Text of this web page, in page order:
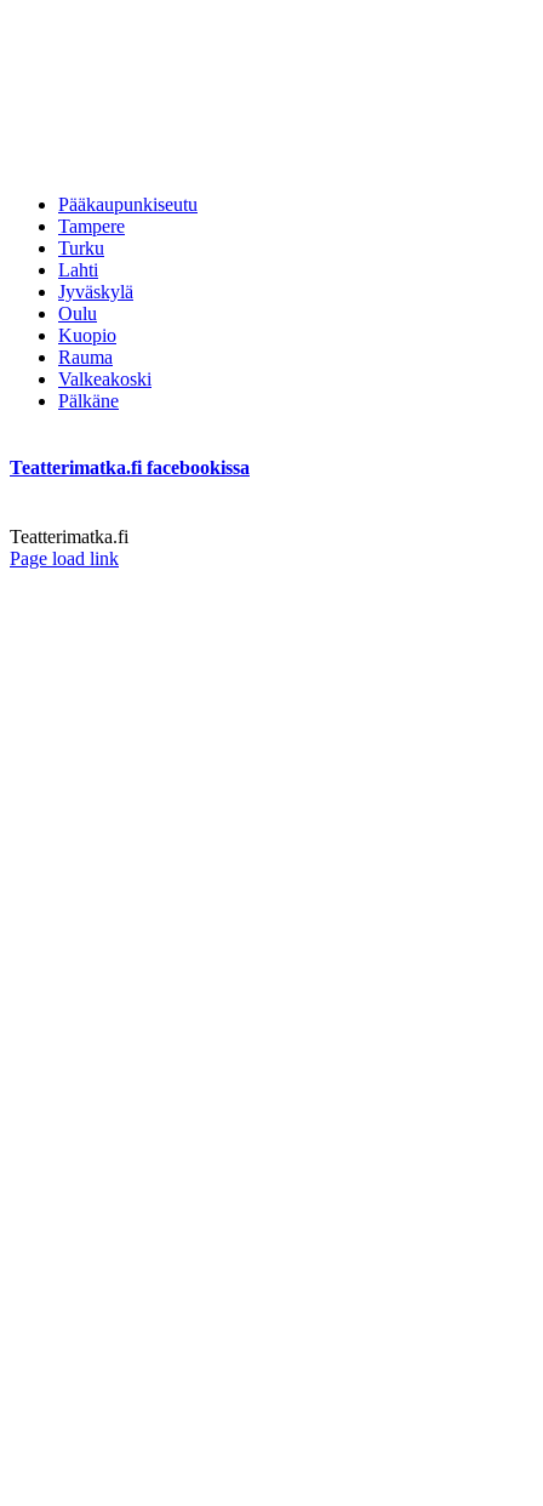
Pääkaupunkiseutu
Tampere
Turku
Lahti
Jyväskylä
Oulu
Kuopio
Rauma
Valkeakoski
Pälkäne
Teatterimatka.fi facebookissa
Teatterimatka.fi
Facebook
Page load link